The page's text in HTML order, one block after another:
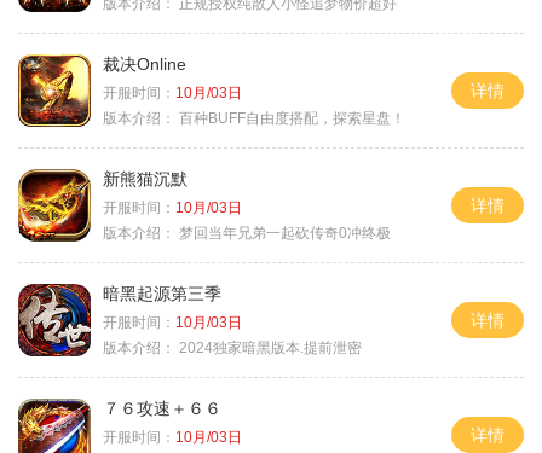
版本介绍：
正规授权纯散人小怪追梦物价超好
裁决Online
开服时间： 10月/03日
版本介绍： 百种BUFF自由度搭配，探索星盘！
详情
新熊猫沉默
开服时间： 10月/03日
版本介绍： 梦回当年兄弟一起砍传奇0冲终极
详情
暗黑起源第三季
开服时间： 10月/03日
版本介绍： 2024独家暗黑版本.提前泄密
详情
７６攻速＋６６
开服时间： 10月/03日
详情